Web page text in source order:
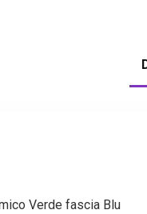
Verde fascia Blu